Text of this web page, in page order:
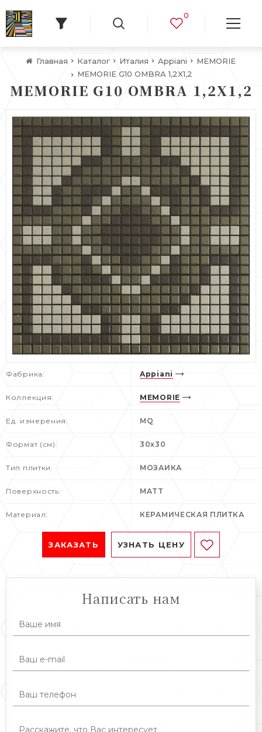
0
Главная Каталог Италия Appiani
MEMORIE
MEMORIE G10 OMBRA 1,2X1,2
MEMORIE G10 OMBRA 1,2X1,2
Фабрика: Appiani
Коллекция: MEMORIE
Ед. измерения: MQ
Формат (см): 30x30
Тип плитки: МОЗАИКА
Поверхность: MATT
Материал: КЕРАМИЧЕСКАЯ ПЛИТКА
ЗАКАЗАТЬ УЗНАТЬ ЦЕНУ
Написать нам